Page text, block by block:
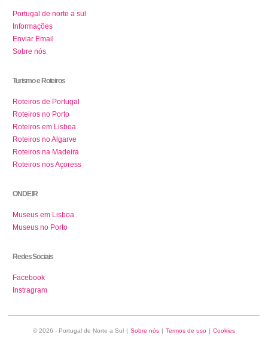
Portugal de norte a sul
Informações
Enviar Email
Sobre nós
Turismo e Roteiros
Roteiros de Portugal
Roteiros no Porto
Roteiros em Lisboa
Roteiros no Algarve
Roteiros na Madeira
Roteiros nos Açoress
ONDE IR
Museus em Lisboa
Museus no Porto
Redes Sociais
Facebook
Instragram
© 2026 - Portugal de Norte a Sul | Sobre nós | Termos de uso | Cookies